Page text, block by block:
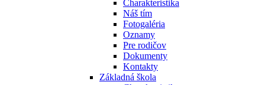
Charakteristika
Náš tím
Fotogaléria
Oznamy
Pre rodičov
Dokumenty
Kontakty
Základná škola